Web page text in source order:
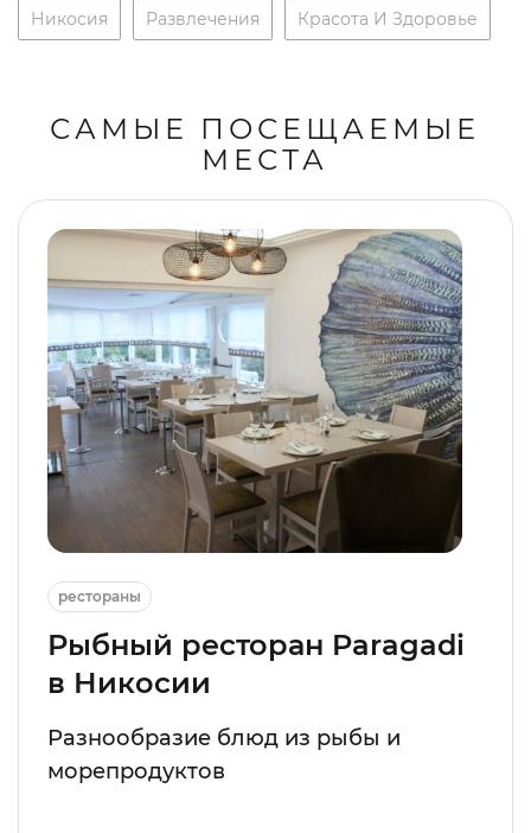
Никосия Развлечения Красота И Здоровье
САМЫЕ ПОСЕЩАЕМЫЕ
МЕСТА
рестораны
Рыбный ресторан Paragadi
в Никосии
Разнообразие блюд из рыбы и
морепродуктов